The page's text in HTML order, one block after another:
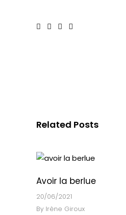
Related Posts
Avoir la berlue
20/06/2021
By Irène Giroux